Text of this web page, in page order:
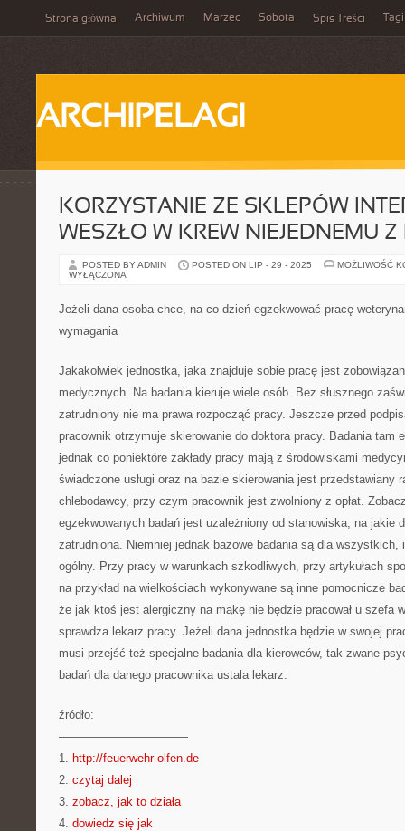
Strona główna Archiwum Marzec Sobota Spis Treści Tagi
ARCHIPELAGI
KORZYSTANIE ZE SKLEPÓW
WESZŁO W KREW NIEJEDNEMU Z
POSTED BY ADMIN POSTED ON LIP - 29 - 2025
MOŻLIWOŚĆ
WYŁĄCZONA
Jeżeli dana osoba chce, na co dzień egzekwować pracę
wymagania
Jakakolwiek jednostka, jaka znajduje sobie pracę jest
medycznych. Na badania kieruje wiele osób. Bez słusznego
zatrudniony nie ma prawa rozpocząć pracy. Jeszcze przed
pracownik otrzymuje skierowanie do doktora pracy. Badania tam
jednak co poniektóre zakłady pracy mają z środowiskami
świadczone usługi oraz na bazie skierowania jest przedstawiany
chlebodawcy, przy czym pracownik jest zwolniony z opłat.
egzekwowanych badań jest uzależniony od stanowiska, na jakie
zatrudniona. Niemniej jednak bazowe badania są dla wszystkich,
ogólny. Przy pracy w warunkach szkodliwych, przy artykułach
na przykład na wielkościach wykonywane są inne pomocnicze
że jak ktoś jest alergiczny na mąkę nie będzie pracował u szefa
sprawdza lekarz pracy. Jeżeli dana jednostka będzie w swojej
musi przejść też specjalne badania dla kierowców, tak zwane
badań dla danego pracownika ustala lekarz.
źródło:
———————————
1. http://feuerwehr-olfen.de
2. czytaj dalej
3. zobacz, jak to działa
4. dowiedz się jak